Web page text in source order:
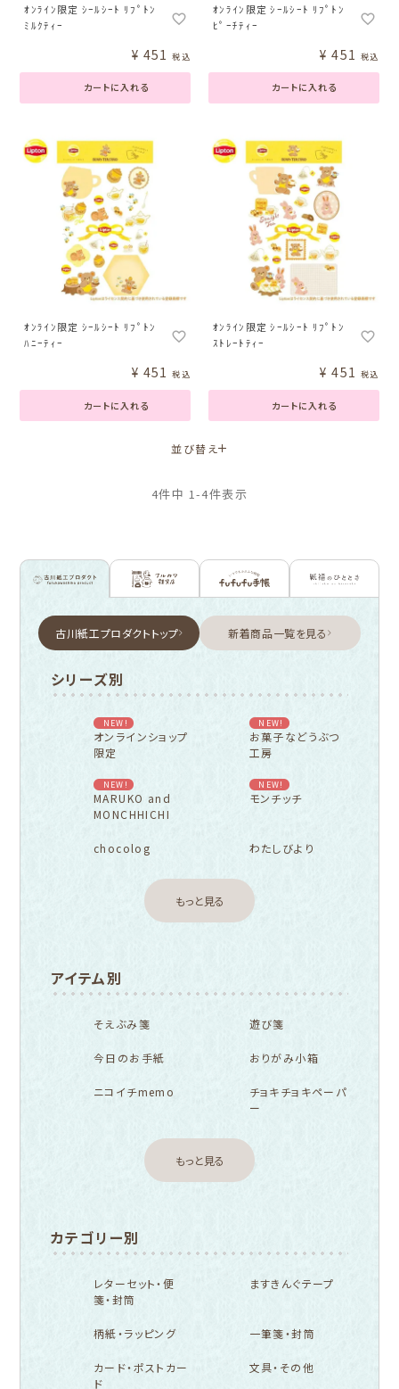
ｵﾝﾗｲﾝ限定 ｼｰﾙｼｰﾄ ﾘﾌﾟﾄﾝ
ﾐﾙｸﾃｨｰ
カートに入れる
¥ 451 税込
ｵﾝﾗｲﾝ限定 ｼｰﾙｼｰﾄ ﾘﾌﾟﾄﾝ
ﾋﾟｰﾁﾃｨｰ
カートに入れる
¥ 451 税込
ｵﾝﾗｲﾝ限定 ｼｰﾙｼｰﾄ ﾘﾌﾟﾄﾝ
ﾊﾆｰﾃｨｰ
カートに入れる
¥ 451 税込
ｵﾝﾗｲﾝ限定 ｼｰﾙｼｰﾄ ﾘﾌﾟﾄﾝ
ｽﾄﾚｰﾄﾃｨｰ
カートに入れる
¥ 451 税込
並び替え
4件中 1-4件表示
古川紙工プロダクトトップ 新着商品一覧を見る
シリーズ別
NEW!
オンラインショップ
限定
NEW!
お菓子などうぶつ
工房
NEW!
MARUKO and
MONCHHICHI
NEW!
モンチッチ
chocolog わたしびより
もっと見る
アイテム別
そえぶみ箋 遊び箋
今日のお手紙 おりがみ小箱
ニコイチmemo
チョキチョキペーパ
ー
もっと見る
カテゴリー別
レターセット・便
箋・封筒
ますきんぐテープ
柄紙・ラッピング 一筆箋・封筒
カード・ポストカー
ド
文具・その他